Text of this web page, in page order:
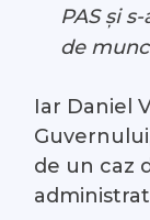
PAS și
de
Iar Daniel
de un caz